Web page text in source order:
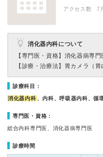
アクセス数 7
消化器内科について
【専門医・資格】 消化器病専門
【診療・治療法】 胃カメラ（胃
診療科目：
消化器内科 、内科、呼吸器内科、循
専門医・資格：
総合内科専門医、消化器病専門医
診療時間